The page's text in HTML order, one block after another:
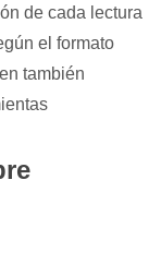
de cada lectura
el formato
también